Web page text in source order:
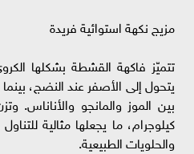
مزيج نكهة استوائية فريدة
تتميّز فاكهة القشطة بشكلها
يتحول إلى الأصفر عند النضج،
بين الموز والمانجو والأناناس.
كيلوجرام، ما يجعلها مثالية
والحلويات الطبيعية.